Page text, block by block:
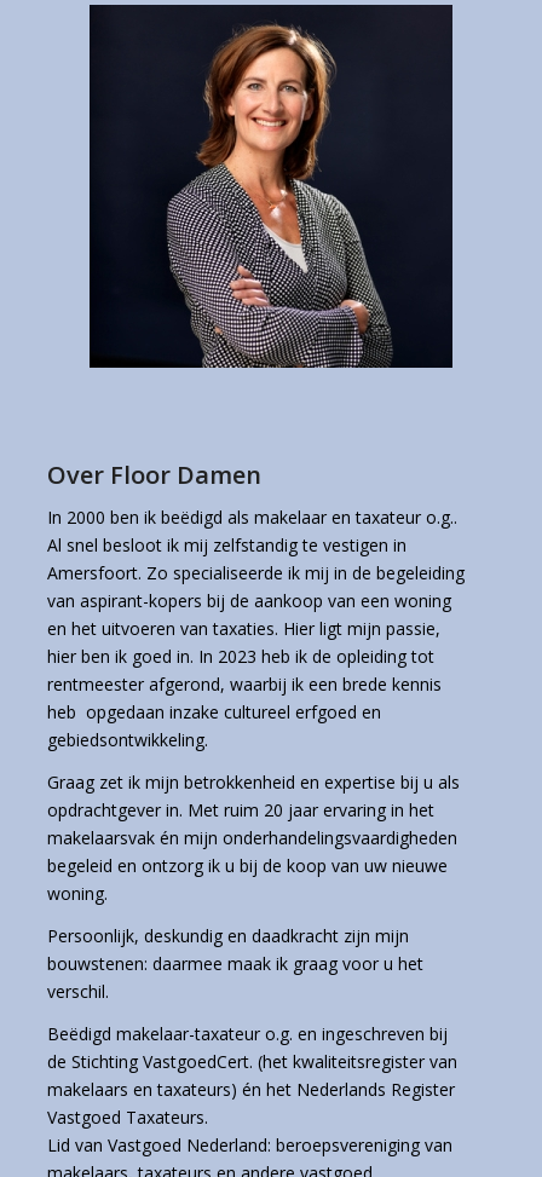
Over Floor Damen
In 2000 ben ik beëdigd als makelaar en taxateur o.g..
Al snel besloot ik mij zelfstandig te vestigen in
Amersfoort. Zo specialiseerde ik mij in de begeleiding
van aspirant-kopers bij de aankoop van een woning
en het uitvoeren van taxaties. Hier ligt mijn passie,
hier ben ik goed in. In 2023 heb ik de opleiding tot
rentmeester afgerond, waarbij ik een brede kennis
heb opgedaan inzake cultureel erfgoed en
gebiedsontwikkeling.
Graag zet ik mijn betrokkenheid en expertise bij u als
opdrachtgever in. Met ruim 20 jaar ervaring in het
makelaarsvak én mijn onderhandelingsvaardigheden
begeleid en ontzorg ik u bij de koop van uw nieuwe
woning.
Persoonlijk, deskundig en daadkracht zijn mijn
bouwstenen: daarmee maak ik graag voor u het
verschil.
Beëdigd makelaar-taxateur o.g. en ingeschreven bij
de Stichting VastgoedCert. (het kwaliteitsregister van
makelaars en taxateurs) én het Nederlands Register
Vastgoed Taxateurs.
Lid van Vastgoed Nederland: beroepsvereniging van